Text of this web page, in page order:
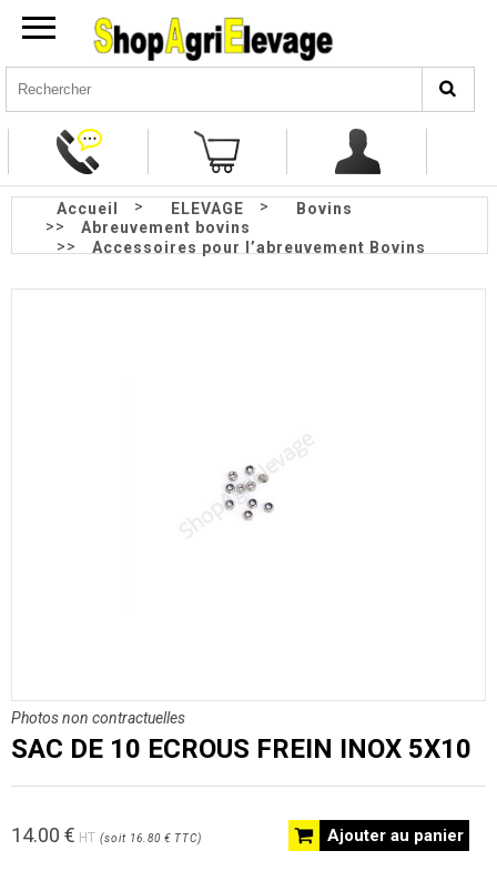
Accueil > ELEVAGE >
Bovins
>>
Abreuvement bovins
>>
Accessoires pour l’abreuvement Bovins
Photos non contractuelles
SAC DE 10 ECROUS FREIN INOX 5X10
Ajouter au panier
14.00 € HT (soit 16.80 € TTC)